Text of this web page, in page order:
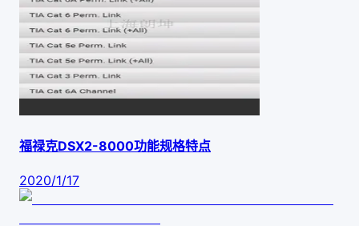
福禄克DSX2-8000功能规格特点
2020/1/17